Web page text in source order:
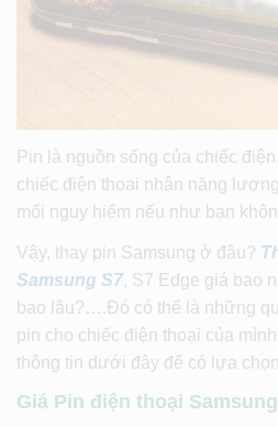
Pin là nguồn sống của chiếc
chiếc điện thoại nhận năng
mối nguy hiểm nếu như bạn
Vậy, thay pin Samsung ở đâu?
Samsung S7, S7 Edge giá bao
bao lâu?….Đó có thể là những
pin cho chiếc điện thoại của
thông tin dưới đây để có lựa
Giá Pin điện thoại Samsung